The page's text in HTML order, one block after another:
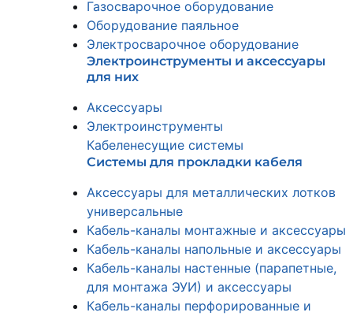
Газосварочное оборудование
Оборудование паяльное
Электросварочное оборудование
Электроинструменты и аксессуары
для них
Аксессуары
Электроинструменты
Кабеленесущие системы
Системы для прокладки кабеля
Аксессуары для металлических лотков
универсальные
Кабель-каналы монтажные и аксессуары
Кабель-каналы напольные и аксессуары
Кабель-каналы настенные (парапетные,
для монтажа ЭУИ) и аксессуары
Кабель-каналы перфорированные и